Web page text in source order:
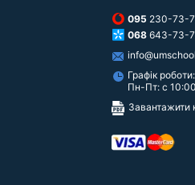
095 230-73-
068 643-73-
Графік роботи:
Пн-Пт: с
Завантажити